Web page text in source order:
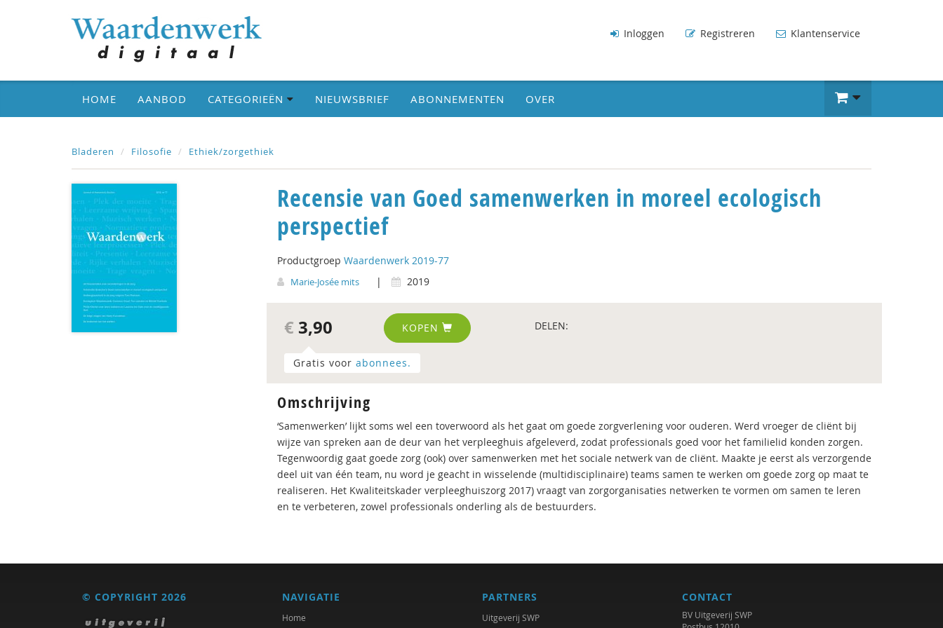
Inloggen Registreren Klantenservice
HOME AANBOD CATEGORIEËN NIEUWSBRIEF ABONNEMENTEN OVER
Bladeren Filosofie Ethiek/zorgethiek
Recensie van Goed samenwerken in moreel ecologisch
perspectief
Productgroep Waardenwerk 2019-77
Marie-Josée mits | 2019
€ 3,90 KOPEN DELEN:
Gratis voor abonnees.
Omschrijving
‘Samenwerken’ lijkt soms wel een toverwoord als het gaat om goede zorgverlening voor ouderen. Werd vroeger de cliënt bij
wijze van spreken aan de deur van het verpleeghuis afgeleverd, zodat professionals goed voor het familielid konden zorgen.
Tegenwoordig gaat goede zorg (ook) over samenwerken met het sociale netwerk van de cliënt. Maakte je eerst als verzorgende
deel uit van één team, nu word je geacht in wisselende (multidisciplinaire) teams samen te werken om goede zorg op maat te
realiseren. Het Kwaliteitskader verpleeghuiszorg 2017) vraagt van zorgorganisaties netwerken te vormen om samen te leren
en te verbeteren, zowel professionals onderling als de bestuurders.
© COPYRIGHT 2026 NAVIGATIE
Home
PARTNERS
Uitgeverij SWP
CONTACT
BV Uitgeverij SWP